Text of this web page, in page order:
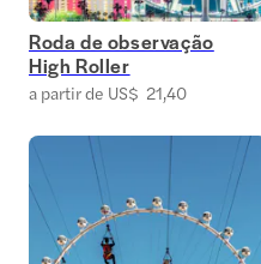
Roda de observação
High Roller
a partir de US$ 21,40